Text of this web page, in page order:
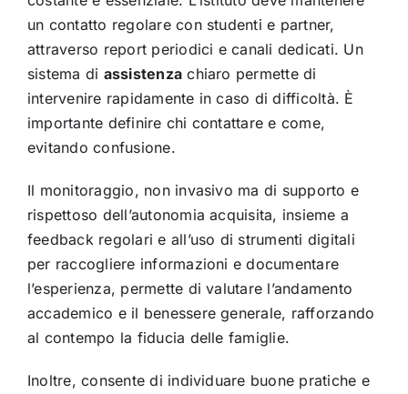
un contatto regolare con studenti e partner,
attraverso report periodici e canali dedicati. Un
sistema di assistenza chiaro permette di
intervenire rapidamente in caso di difficoltà. È
importante definire chi contattare e come,
evitando confusione.
Il monitoraggio, non invasivo ma di supporto e
rispettoso dell’autonomia acquisita, insieme a
feedback regolari e all’uso di strumenti digitali
per raccogliere informazioni e documentare
l’esperienza, permette di valutare l’andamento
accademico e il benessere generale, rafforzando
al contempo la fiducia delle famiglie.
Inoltre, consente di individuare buone pratiche e